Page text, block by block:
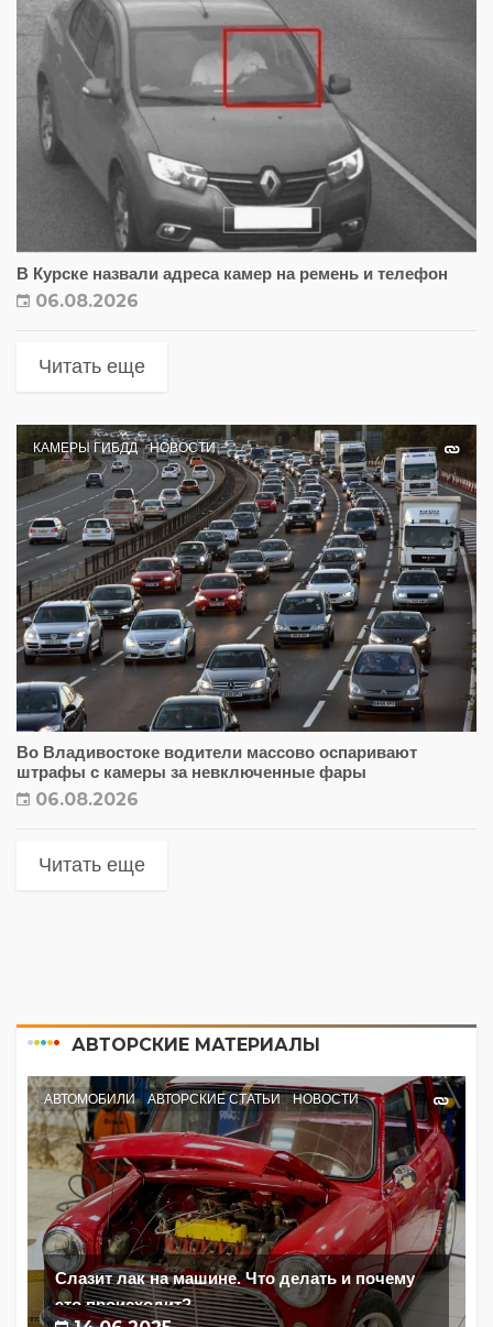
В Курске назвали адреса камер на ремень и телефон
06.08.2026
Читать еще
КАМЕРЫ ГИБДД НОВОСТИ
Во Владивостоке водители массово оспаривают
штрафы с камеры за невключенные фары
06.08.2026
Читать еще
АВТОРСКИЕ МАТЕРИАЛЫ
АВТОМОБИЛИ АВТОРСКИЕ СТАТЬИ НОВОСТИ
Слазит лак на машине. Что делать и почему
это происходит?